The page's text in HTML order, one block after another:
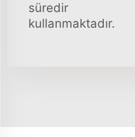
süredir
kullanmaktadır.